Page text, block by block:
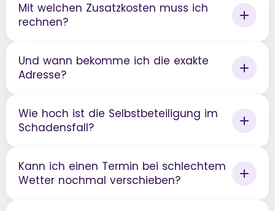
Mit welchen Zusatzkosten muss ich
rechnen?
Und wann bekomme ich die exakte
Adresse?
Wie hoch ist die Selbstbeteiligung im
Schadensfall?
Kann ich einen Termin bei schlechtem
Wetter nochmal verschieben?